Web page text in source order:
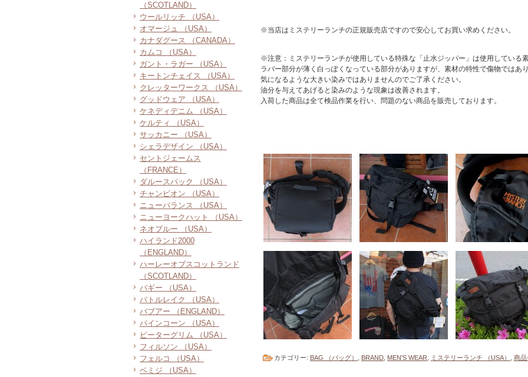
（SCOTLAND）
ウールリッチ （USA）
オマージュ （USA）
カナダグース （CANADA）
カムコ （USA）
ガント・ラガー （USA）
キートンチェイス （USA）
クレッターワークス （USA）
グッドウェア （USA）
ケネディデニム （USA）
ケルティ （USA）
サッカニー （USA）
シェラデザイン （USA）
セントジェームス
（FRANCE）
ダルースパック （USA）
チャンピオン （USA）
ニューバランス （USA）
ニューヨークハット （USA）
ネオブルー （USA）
ハイランド2000
（ENGLAND）
ハーレーオブスコットランド
（SCOTLAND）
バギー （USA）
バトルレイク （USA）
バブアー （ENGLAND）
パインコーン （USA）
ピーターグリム （USA）
フィルソン （USA）
フェルコ （USA）
ベミジ （USA）
※当店はミステリーランチの正規販売店ですので安心してお買い求めください。
※注意：ミステリーランチが使用している特殊な「止水ジッパー」は使用している
ラバー部分が薄く白っぽくなっている部分がありますが、素材の特性で傷物ではあり
気になるような大きい染みではありませんのでご了承ください。
油分を与えてあげると染みのような現象は改善されます。
入荷した商品は全て検品作業を行い、問題のない商品を販売しております。
カテゴリー: BAG （バッグ） BRAND MEN'S WEAR ミステリーランチ （USA） 商品